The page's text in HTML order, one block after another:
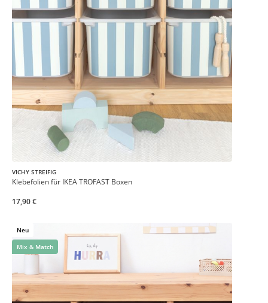
VICHY STREIFIG
Klebefolien für IKEA TROFAST Boxen
17,90 €
Neu
Mix & Match